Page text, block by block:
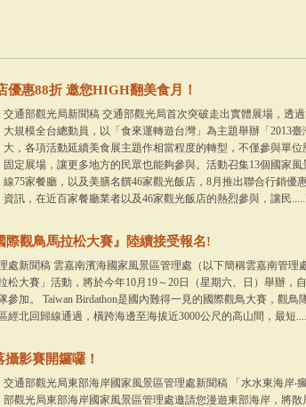
優惠88折 邀您HIGH翻美食月！
交通部觀光局新聞稿 交通部觀光局首次突破走出實體展場，透
大規模全台總動員，以「食來運轉遊台灣」為主題舉辦「2013
大，各項活動延續美食展主題作相當程度的轉型，不僅參與單
固定展場，讓更多地方的民眾也能夠參與。活動召集13個國家
線75家餐廳，以及美膳名饌46家觀光飯店，8月推出聯合行銷優
資訊，在近百家餐廳業者以及46家觀光飯店的熱烈參與，讓民.....
際觀鳥馬拉松大賽』陸續接受報名!
處新聞稿 雲嘉南濱海國家風景區管理處（以下簡稱雲嘉南管理
松大賽」活動，將於今年10月19～20日（星期六、日）舉辦，
加。 Taiwan Birdathon是國內難得一見的國際觀鳥大賽，觀鳥
北回歸線通過，橫跨海邊至海拔近3000公尺的高山間，最短
影賽開鑼囉！
交通部觀光局東部海岸國家風景區管理處新聞稿 「水水東海岸‧
部觀光局東部海岸國家風景區管理處邀請您漫遊東部海岸，將